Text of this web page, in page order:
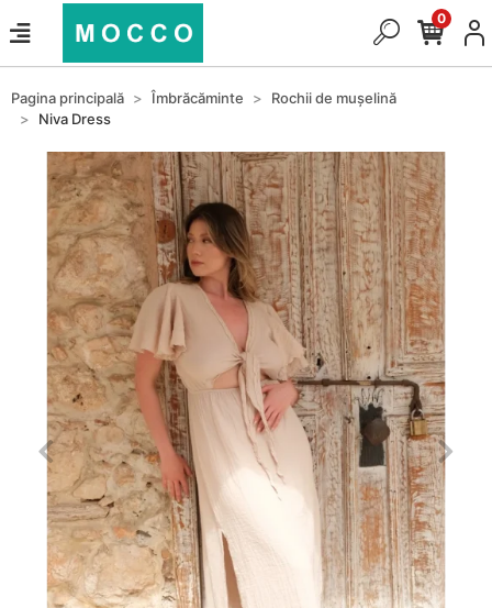
0
Pagina principală Îmbrăcăminte
Rochii de mușelină
Niva Dress